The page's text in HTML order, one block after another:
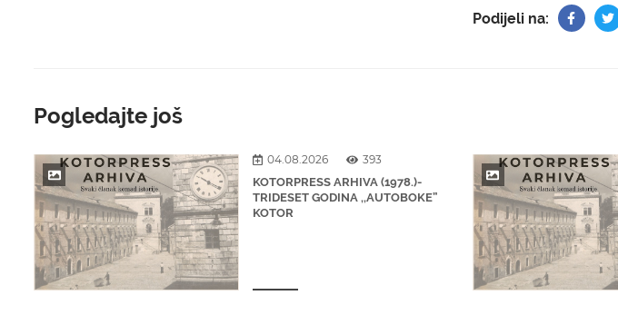
Podijeli na:
Pogledajte još
04.08.2026
393
KOTORPRESS ARHIVA (1978.)-
TRIDESET GODINA ,,AUTOBOKE”
KOTOR